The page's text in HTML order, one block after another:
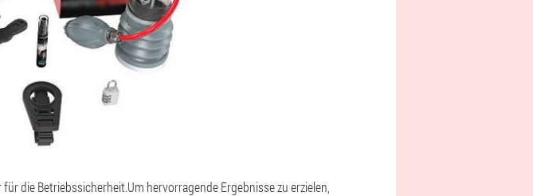
die Betriebssicherheit.Um hervorragende Ergebnisse zu erzielen,